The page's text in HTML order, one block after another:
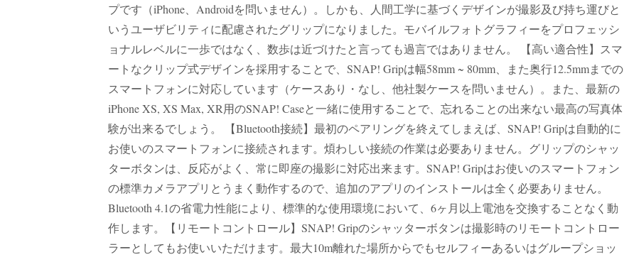
プです（iPhone、Androidを問いません）。しかも、人間工学に基づくデザインが撮影及び持ち運びと
いうユーザビリティに配慮されたグリップになりました。モバイルフォトグラフィーをプロフェッシ
ョナルレベルに一歩ではなく、数歩は近づけたと言っても過言ではありません。 【高い適合性】スマ
ートなクリップ式デザインを採用することで、SNAP! Gripは幅58mm ~ 80mm、また奥行12.5mmまでの
スマートフォンに対応しています（ケースあり・なし、他社製ケースを問いません）。また、最新の
iPhone XS, XS Max, XR用のSNAP! Caseと一緒に使用することで、忘れることの出来ない最高の写真体
験が出来るでしょう。 【Bluetooth接続】最初のペアリングを終えてしまえば、SNAP! Gripは自動的に
お使いのスマートフォンに接続されます。煩わしい接続の作業は必要ありません。グリップのシャッ
ターボタンは、反応がよく、常に即座の撮影に対応出来ます。SNAP! Gripはお使いのスマートフォン
の標準カメラアプリとうまく動作するので、追加のアプリのインストールは全く必要ありません。
Bluetooth 4.1の省電力性能により、標準的な使用環境において、6ヶ月以上電池を交換することなく動
作します。【リモートコントロール】SNAP! Gripのシャッターボタンは撮影時のリモートコントロー
ラーとしてもお使いいただけます。最大10m離れた場所からでもセルフィーあるいはグループショッ